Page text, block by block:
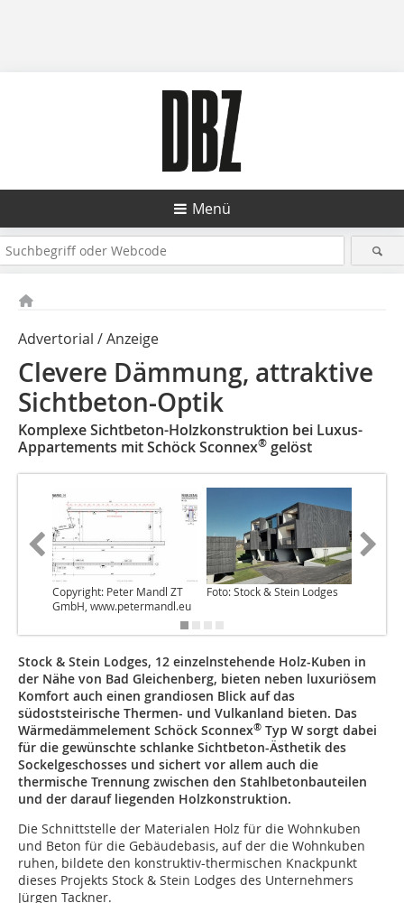
Menü
Advertorial / Anzeige
Clevere Dämmung, attraktive
Sichtbeton-Optik
Komplexe Sichtbeton-Holzkonstruktion bei Luxus-
Appartements mit Schöck Sconnex® gelöst
Copyright: Peter Mandl ZT
GmbH, www.petermandl.eu
Foto: Stock & Stein Lodges
Stock & Stein Lodges, 12 einzelnstehende Holz-Kuben in
der Nähe von Bad Gleichenberg, bieten neben luxuriösem
Komfort auch einen grandiosen Blick auf das
südoststeirische Thermen- und Vulkanland bieten. Das
Wärmedämmelement Schöck Sconnex® Typ W sorgt dabei
für die gewünschte schlanke Sichtbeton-Ästhetik des
Sockelgeschosses und sichert vor allem auch die
thermische Trennung zwischen den Stahlbetonbauteilen
und der darauf liegenden Holzkonstruktion.
Die Schnittstelle der Materialen Holz für die Wohnkuben
und Beton für die Gebäudebasis, auf der die Wohnkuben
ruhen, bildete den konstruktiv-thermischen Knackpunkt
dieses Projekts Stock & Stein Lodges des Unternehmers
Jürgen Tackner.